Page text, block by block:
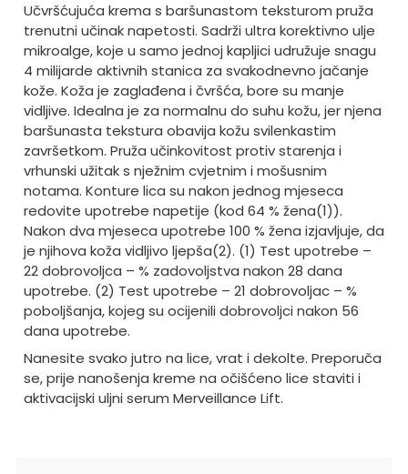
Učvršćujuća krema s baršunastom teksturom pruža
trenutni učinak napetosti. Sadrži ultra korektivno ulje
mikroalge, koje u samo jednoj kapljici udružuje snagu
4 milijarde aktivnih stanica za svakodnevno jačanje
kože. Koža je zaglađena i čvršća, bore su manje
vidljive. Idealna je za normalnu do suhu kožu, jer njena
baršunasta tekstura obavija kožu svilenkastim
završetkom. Pruža učinkovitost protiv starenja i
vrhunski užitak s nježnim cvjetnim i mošusnim
notama. Konture lica su nakon jednog mjeseca
redovite upotrebe napetije (kod 64 % žena(1)).
Nakon dva mjeseca upotrebe 100 % žena izjavljuje, da
je njihova koža vidljivo ljepša(2). (1) Test upotrebe –
22 dobrovoljca – % zadovoljstva nakon 28 dana
upotrebe. (2) Test upotrebe – 21 dobrovoljac – %
poboljšanja, kojeg su ocijenili dobrovoljci nakon 56
dana upotrebe.
Nanesite svako jutro na lice, vrat i dekolte. Preporuča
se, prije nanošenja kreme na očišćeno lice staviti i
aktivacijski uljni serum Merveillance Lift.